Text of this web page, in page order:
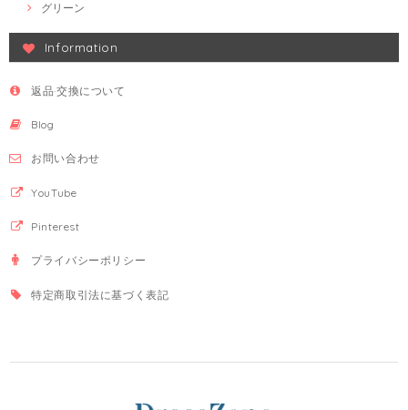
グリーン
Information
返品·交換について
Blog
お問い合わせ
YouTube
Pinterest
プライバシーポリシー
特定商取引法に基づく表記